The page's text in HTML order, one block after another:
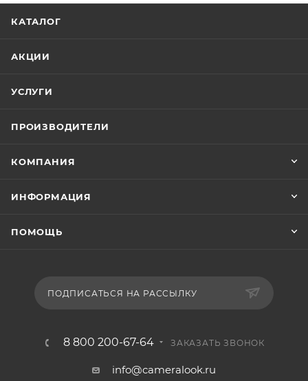
КАТАЛОГ
АКЦИИ
УСЛУГИ
ПРОИЗВОДИТЕЛИ
КОМПАНИЯ
ИНФОРМАЦИЯ
ПОМОЩЬ
ПОДПИСАТЬСЯ НА РАССЫЛКУ
8 800 200-67-64 ЗАКАЗАТЬ ЗВОНОК
info@cameralook.ru